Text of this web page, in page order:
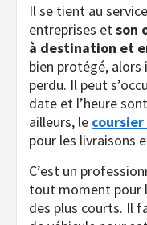
Il se tient au
entreprises etson
à destination et
bien protégé, alors
perdu. Il peut
date et l’heure
ailleurs, le
pour les livraisons
C’est un
tout moment pour
des plus courts. Il